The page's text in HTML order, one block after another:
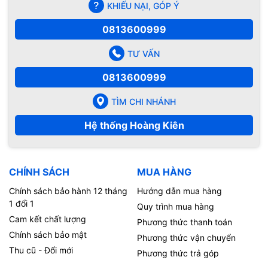
KHIẾU NẠI, GÓP Ý
0813600999
TƯ VẤN
0813600999
TÌM CHI NHÁNH
Hệ thống Hoàng Kiên
CHÍNH SÁCH
Chính sách bảo hành 12 tháng
1 đổi 1
Cam kết chất lượng
Chính sách bảo mật
Thu cũ - Đổi mới
MUA HÀNG
Hướng dẫn mua hàng
Quy trình mua hàng
Phương thức thanh toán
Phương thức vận chuyển
Phương thức trả góp